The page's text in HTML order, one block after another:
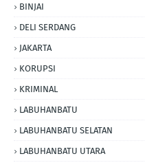
BINJAI
DELI SERDANG
JAKARTA
KORUPSI
KRIMINAL
LABUHANBATU
LABUHANBATU SELATAN
LABUHANBATU UTARA